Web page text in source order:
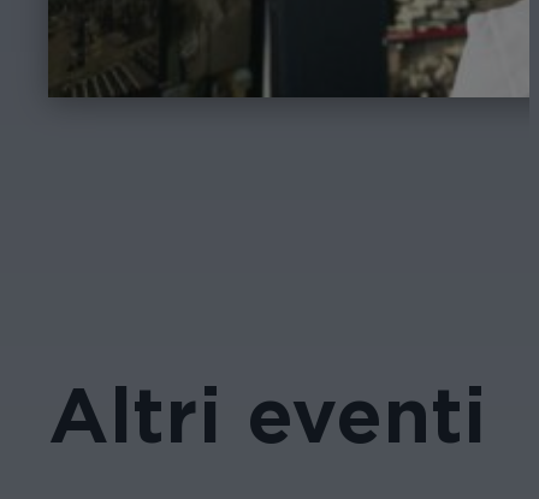
Altri eventi